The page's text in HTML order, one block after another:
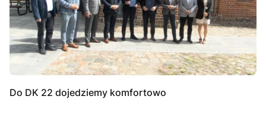
Do DK 22 dojedziemy komfortowo